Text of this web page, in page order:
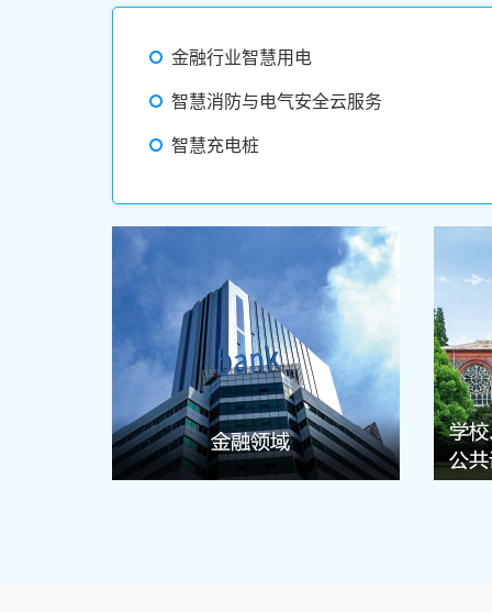
金融行业智慧用电
智慧消防与电气安全云服务
智慧充电桩